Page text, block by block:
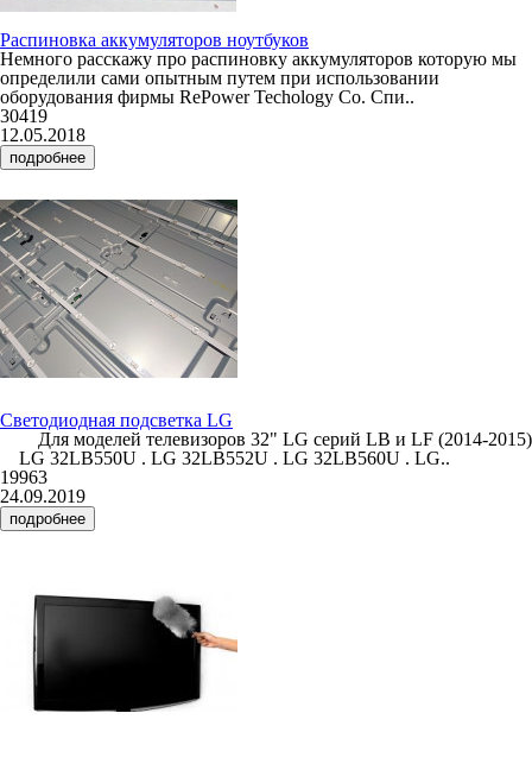
Распиновка аккумуляторов ноутбуков
Немного расскажу про распиновку аккумуляторов которую мы
определили сами опытным путем при использовании
оборудования фирмы RePower Techology Co. Спи..
30419
12.05.2018
подробнее
Светодиодная подсветка LG
Для моделей телевизоров 32" LG серий LB и LF (2014-2015)
LG 32LB550U . LG 32LB552U . LG 32LB560U . LG..
19963
24.09.2019
подробнее